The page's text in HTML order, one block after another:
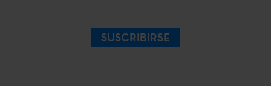
SUSCRIBIRSE